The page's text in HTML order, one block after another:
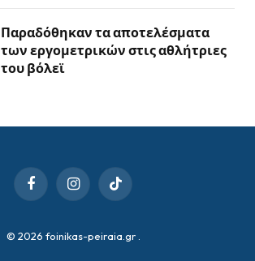
Παραδόθηκαν τα αποτελέσματα
των εργομετρικών στις αθλήτριες
του βόλεϊ
FacebookInstagramTikTok
© 2026 foinikas-peiraia.gr